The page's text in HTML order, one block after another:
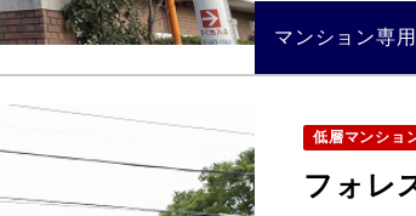
マンション専
低層マンショ
フォレ